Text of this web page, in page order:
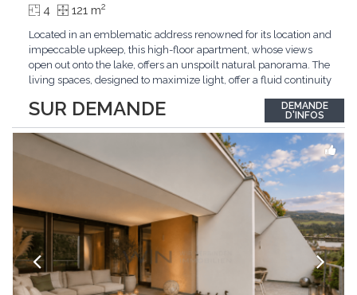
SUR DEMANDE
4 121 m2
Located in an emblematic address renowned for its location and
impeccable upkeep, this high-floor apartment, whose views
open out onto the lake, offers an unspoilt natural panorama. The
living spaces, designed to maximize light, offer a fluid continuity
comprises two bedrooms, each with its own bathroom,
guaranteeing comfort and privacy. Private...
DEMANDE
D'INFOS